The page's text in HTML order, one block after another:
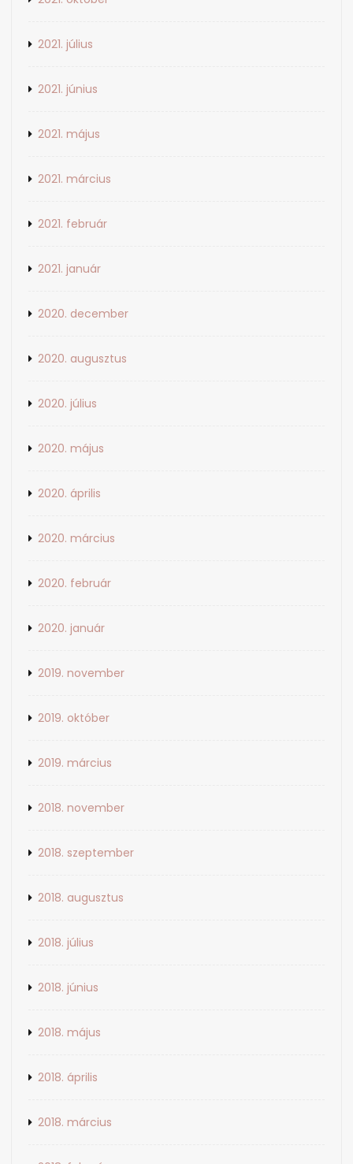
2021. július
2021. június
2021. május
2021. március
2021. február
2021. január
2020. december
2020. augusztus
2020. július
2020. május
2020. április
2020. március
2020. február
2020. január
2019. november
2019. október
2019. március
2018. november
2018. szeptember
2018. augusztus
2018. július
2018. június
2018. május
2018. április
2018. március